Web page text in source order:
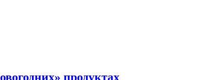
продуктах